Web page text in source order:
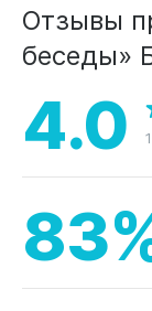
Отзывы
беседы»
4.0